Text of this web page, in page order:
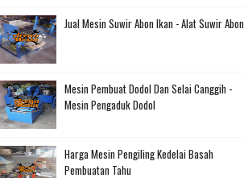
Jual Mesin Suwir Abon Ikan - Alat Suwir Abon
Mesin Pembuat Dodol Dan Selai Canggih -
Mesin Pengaduk Dodol
Harga Mesin Pengiling Kedelai Basah
Pembuatan Tahu